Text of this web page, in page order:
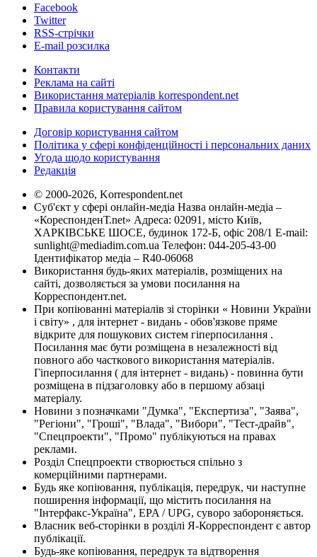
Facebook
Twitter
RSS-стрічки
E-mail розсилка
Контакти
Реклама на сайті
Використання матеріалів korrespondent.net
Правила користування сайтом
Договір користування сайтом
Політика у сфері конфіденційності і персональних даних
Угода щодо користування
Редакція
© 2000-2026, Korrespondent.net
Суб'єкт у сфері онлайн-медіа Назва онлайн-медіа –
«КореспонденТ.net» Адреса: 02091, місто Київ,
ХАРКІВСЬКЕ ШОСЕ, будинок 172-Б, офіс 208/1 E-mail:
sunlight@mediadim.com.ua Телефон: 044-205-43-00
Ідентифікатор медіа – R40-06068
Використання будь-яких матеріалів, розміщених на
сайті, дозволяється за умови посилання на
Корреспондент.net.
При копіюванні матеріалів зі сторінки « Новини України
і світу» , для інтернет - видань - обов'язкове пряме
відкрите для пошукових систем гіперпосилання .
Посилання має бути розміщена в незалежності від
повного або часткового використання матеріалів.
Гіперпосилання ( для інтернет - видань) - повинна бути
розміщена в підзаголовку або в першому абзаці
матеріалу.
Новини з позначками "Думка", "Експертиза", "Заява",
"Регіони", "Гроші", "Влада", "Вибори", "Тест-драйв",
"Спецпроекти", "Промо" публікуються на правах
реклами.
Розділ Спецпроекти створюється спільно з
комерційними партнерами.
Будь яке копіювання, публікація, передрук, чи наступне
поширення інформації, що містить посилання на
"Інтерфакс-Україна", EPA / UPG, суворо забороняється.
Власник веб-сторінки в розділі Я-Корреспондент є автор
публікації.
Будь-яке копіювання, передрук та відтворення